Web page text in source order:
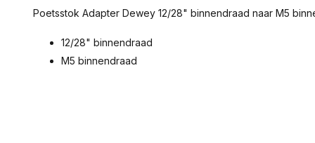
Poetsstok Adapter Dewey 12/28" binnendraad naar M5
12/28" binnendraad
M5 binnendraad